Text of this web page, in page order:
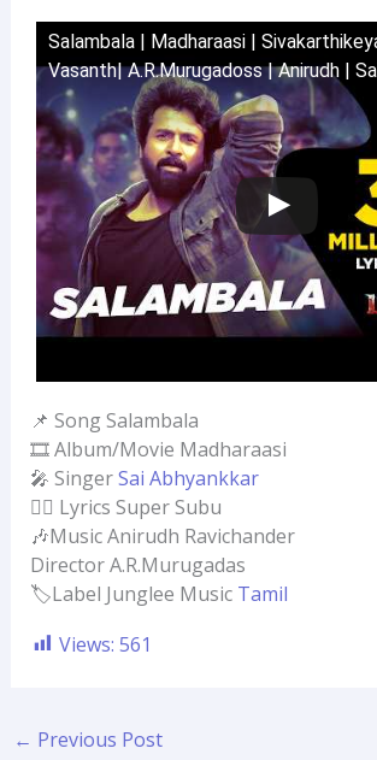
Salambala | Madharaasi |
Vasanth| A.R.Murugadoss | Anirudh |
📌 Song Salambala
🎞️ Album/Movie Madharaasi
🎤 SingerSai Abhyankkar
✍🏻 Lyrics Super Subu
🎶Music Anirudh Ravichander
Director A.R.Murugadas
🏷️Label Junglee Music Tamil
Views: 561
← Previous Post